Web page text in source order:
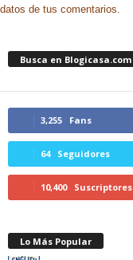
datos de tus comentarios.
Busca en Blogicasa.com
3,255 Fans
64 Seguidores
10,400 Suscriptores
Lo Más Popular